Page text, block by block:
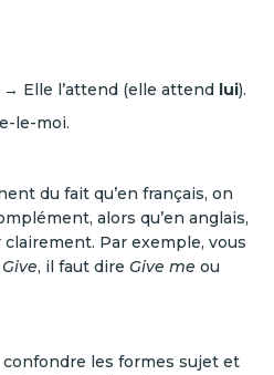
→ Elle l’attend (elle attend lui).
le-moi.
du fait qu’en français, on
alors qu’en anglais,
Par exemple, vous
Give, il faut dire Give me ou
les formes sujet et